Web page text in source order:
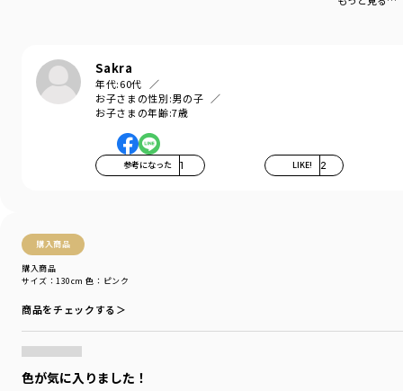
Sakra
年代:60代
お子さまの性別:男の子
お子さまの年齢:7歳
参考になった 1 LIKE! 2
購入商品
購入商品
サイズ：130cm 色：ピンク
商品をチェックする＞
色が気に入りました！
伸縮性：あり
80㎝・90㎝のみ肩ボタンが付いております。
着用イメージ/カラー：アイボリー
モデル：身長112.0cm 体重19.0kg
サイズ：サイズ110
カテゴリ
カラー
性別タイプ
／ BOY